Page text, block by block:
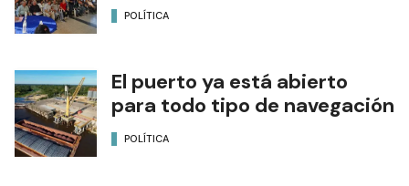
POLÍTICA
El puerto ya está abierto
para todo tipo de navegación
POLÍTICA